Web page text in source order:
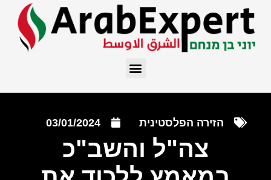
הזירה הפלסטינית 03/01/2024
צה"ל והשב"כ